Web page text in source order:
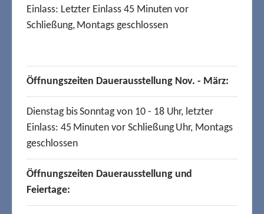
Einlass: Letzter Einlass 45 Minuten vor
Schließung, Montags geschlossen
Öffnungszeiten Dauerausstellung Nov. - März:
Dienstag bis Sonntag von 10 - 18 Uhr, letzter
Einlass: 45 Minuten vor Schließung Uhr, Montags
geschlossen
Öffnungszeiten Dauerausstellung und
Feiertage: